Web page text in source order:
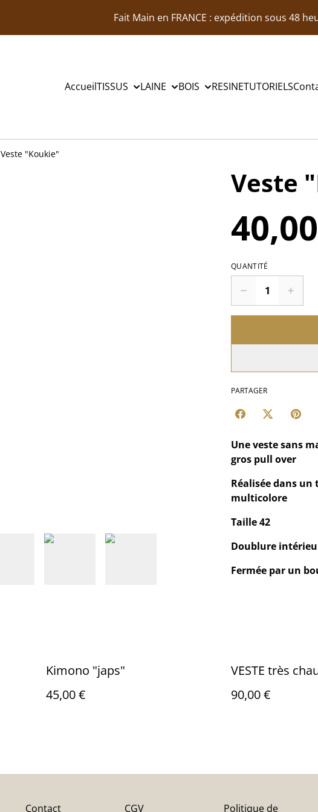
Fait Main en FRANCE : expédition sous 48
AccueilTISSUS LAINE BOIS RESINETUTORIELS
Veste "Koukie"
Veste
QUANTITÉ
PARTAGER
Une veste sans
gros pull over
Réalisée dans
multicolore
Taille 42
Doublure
Fermée par un
Kimono "japs"
45,00 €
VESTE très
90,00 €
Contact CGV Politique de